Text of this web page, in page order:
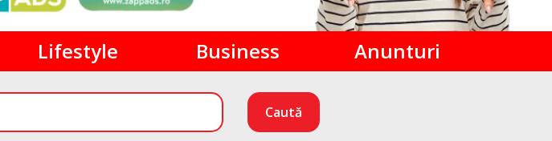
Lifestyle Business Anunturi
Caută